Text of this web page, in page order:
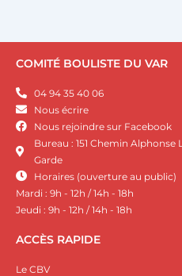
COMITÉ BOULISTE DU VAR
04 94 35 40 06
Nous écrire
Nous rejoindre sur Facebook
Bureau : 151 Chemin Alphonse
Garde
Horaires (ouverture au public)
Mardi : 9h - 12h / 14h - 18h
Jeudi : 9h - 12h / 14h - 18h
ACCÈS RAPIDE
Le CBV